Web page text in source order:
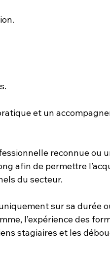
et un
reconnue ou
afin de permettre
du secteur.
sur sa durée
l’expérience des
stagiaires et les